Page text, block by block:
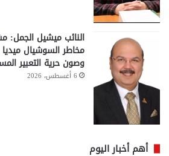
النائب ميشيل الجمل:
مخاطر السوشيال
وصون حرية التعبير
6 أغسطس، 2026
أهم أخبار اليوم